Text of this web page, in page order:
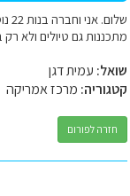
מתכננות גם טיולים ולא
שואל: עמית דגן
קטגוריה: מרכז אמריקה
חזרה לפורום